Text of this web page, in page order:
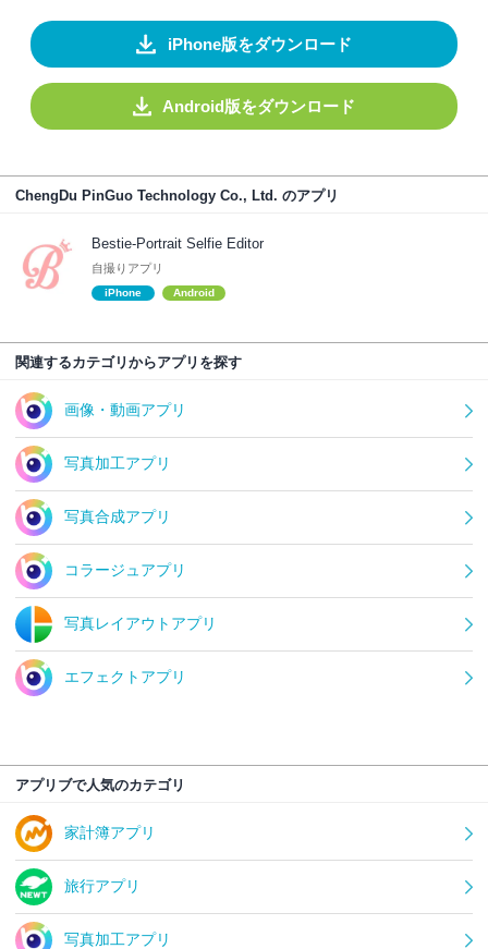
iPhone版をダウンロード
Android版をダウンロード
ChengDu PinGuo Technology Co., Ltd. のアプリ
Bestie-Portrait Selfie Editor
自撮りアプリ
iPhone Android
関連するカテゴリからアプリを探す
画像・動画アプリ
写真加工アプリ
写真合成アプリ
コラージュアプリ
写真レイアウトアプリ
エフェクトアプリ
アプリブで人気のカテゴリ
家計簿アプリ
旅行アプリ
写真加工アプリ